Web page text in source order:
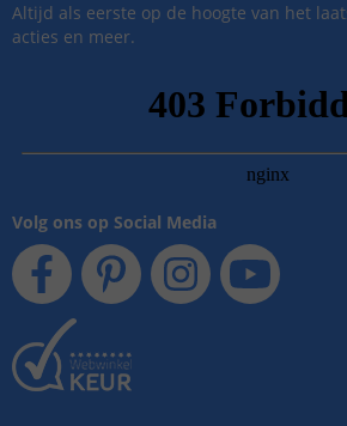
Altijd als eerste op de hoogte van het
acties en meer.
Volg ons op Social Media